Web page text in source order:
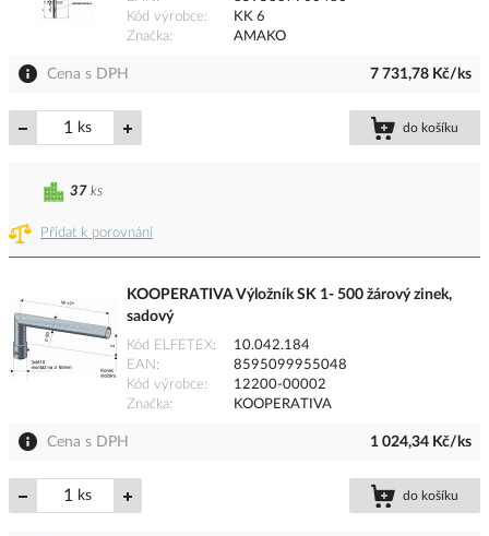
Kód výrobce
KK 6
Značka
AMAKO
Cena s DPH 7 731,78 Kč/ks
ks do košíku
Přidat k porovnání
37 ks
KOOPERATIVA Výložník SK 1- 500 žárový zinek,
sadový
Kód ELFETEX
10.042.184
EAN
8595099955048
Kód výrobce
12200-00002
Značka
KOOPERATIVA
Cena s DPH 1 024,34 Kč/ks
ks do košíku